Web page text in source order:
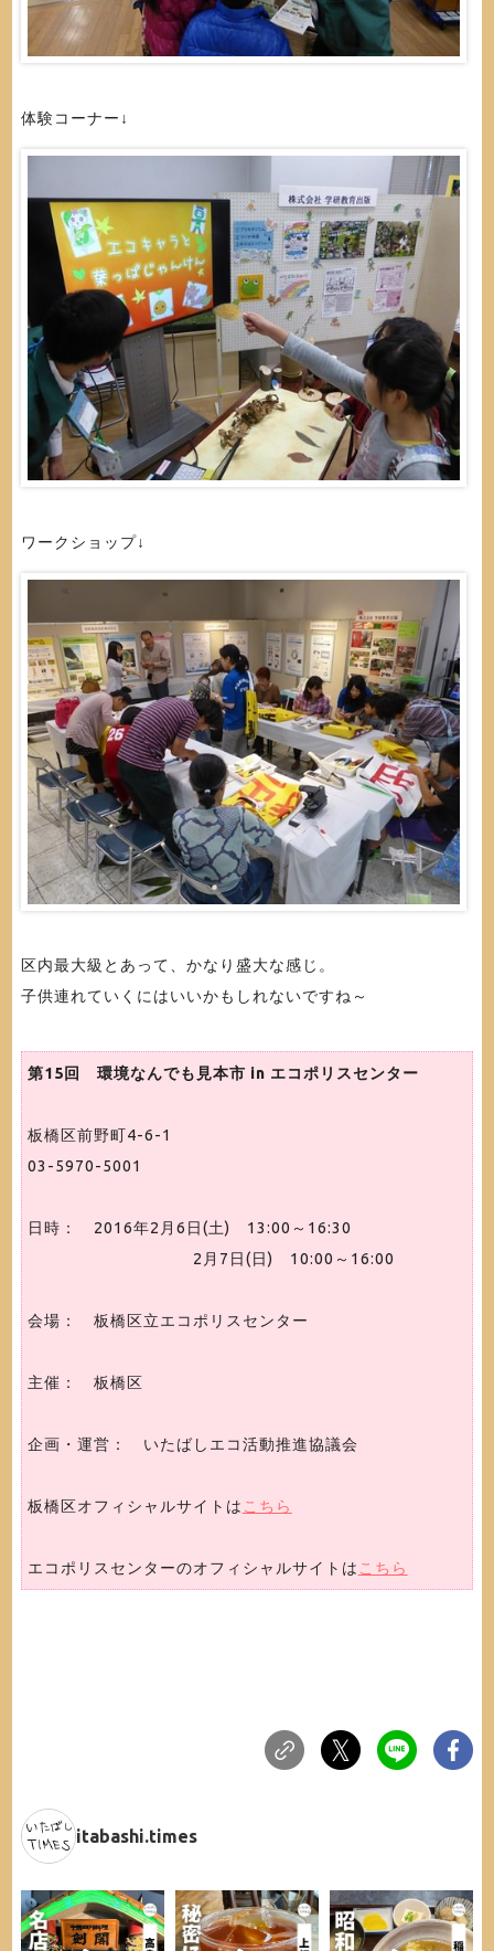
体験コーナー↓
ワークショップ↓
区内最大級とあって、かなり盛大な感じ。
子供連れていくにはいいかもしれないですね～
第15回 環境なんでも見本市 in エコポリスセンター
板橋区前野町4-6-1
03-5970-5001
日時： 2016年2月6日(土) 13:00～16:30
2月7日(日) 10:00～16:00
会場： 板橋区立エコポリスセンター
主催： 板橋区
企画・運営： いたばしエコ活動推進協議会
板橋区オフィシャルサイトは こちら
エコポリスセンターのオフィシャルサイトは こちら
itabashi.times